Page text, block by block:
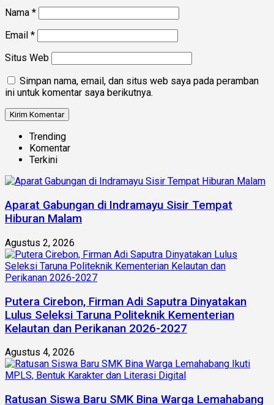
Nama *
Email *
Situs Web
Simpan nama, email, dan situs web saya pada peramban
ini untuk komentar saya berikutnya.
Trending
Komentar
Terkini
Aparat Gabungan di Indramayu Sisir Tempat
Hiburan Malam
Agustus 2, 2026
Putera Cirebon, Firman Adi Saputra Dinyatakan
Lulus Seleksi Taruna Politeknik Kementerian
Kelautan dan Perikanan 2026-2027
Agustus 4, 2026
Ratusan Siswa Baru SMK Bina Warga Lemahabang